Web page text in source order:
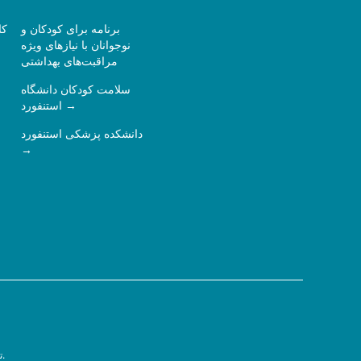
برنامه برای کودکان و
نوجوانان با نیازهای ویژه
مراقبت‌های بهداشتی
سلامت کودکان دانشگاه
استنفورد
دانشکده پزشکی استنفورد
سیاست حفظ حریم خصوصی.